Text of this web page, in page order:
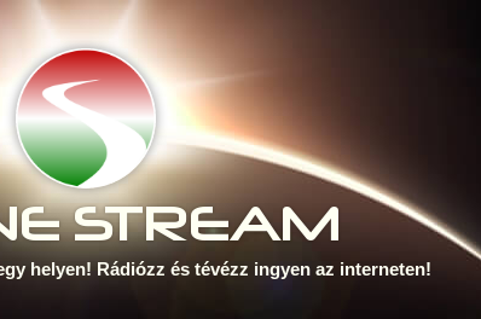
STREAM
helyen! Rádiózz és tévézz ingyen az interneten!